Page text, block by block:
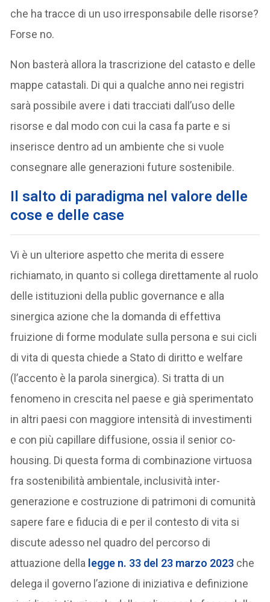
che ha tracce di un uso irresponsabile delle risorse?
Forse no.
Non basterà allora la trascrizione del catasto e delle
mappe catastali. Di qui a qualche anno nei registri
sarà possibile avere i dati tracciati dall’uso delle
risorse e dal modo con cui la casa fa parte e si
inserisce dentro ad un ambiente che si vuole
consegnare alle generazioni future sostenibile.
Il salto di paradigma nel valore delle
cose e delle case
Vi è un ulteriore aspetto che merita di essere
richiamato, in quanto si collega direttamente al ruolo
delle istituzioni della public governance e alla
sinergica azione che la domanda di effettiva
fruizione di forme modulate sulla persona e sui cicli
di vita di questa chiede a Stato di diritto e welfare
(l’accento è la parola sinergica). Si tratta di un
fenomeno in crescita nel paese e già sperimentato
in altri paesi con maggiore intensità di investimenti
e con più capillare diffusione, ossia il senior co-
housing. Di questa forma di combinazione virtuosa
fra sostenibilità ambientale, inclusività inter-
generazione e costruzione di patrimoni di comunità
sapere fare e fiducia di e per il contesto di vita si
discute adesso nel quadro del percorso di
attuazione della legge n. 33 del 23 marzo 2023 che
delega il governo l’azione di iniziativa e definizione